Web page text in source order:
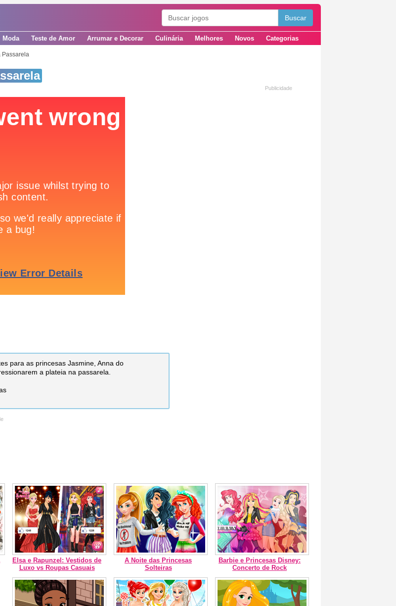
Moda Teste de Amor Arrumar e Decorar Culinária Melhores Novos Categorias
Passarela
para as princesas Jasmine, Anna do
a plateia na passarela.
Elsa e Rapunzel: Vestidos de
Luxo vs Roupas Casuais
A Noite das Princesas
Solteiras
Barbie e Princesas Disney:
Concerto de Rock